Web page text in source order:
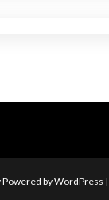
by WordPress |